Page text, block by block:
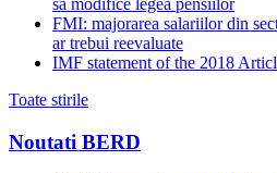
sa modifice legea pensiilor
FMI: majorarea salariilor din
ar trebui reevaluate
IMF statement of the 2018
Toate stirile
Noutati BERD